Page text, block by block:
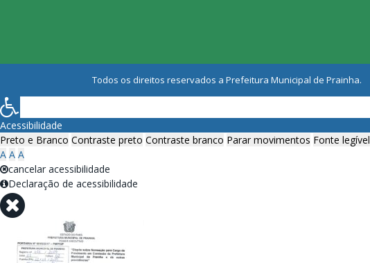
Todos os direitos reservados a Prefeitura Municipal de Prainha.
Acessibilidade
Preto e Branco Contraste preto Contraste branco Parar movimentos Fonte legível
A A A
cancelar acessibilidade
Declaração de acessibilidade